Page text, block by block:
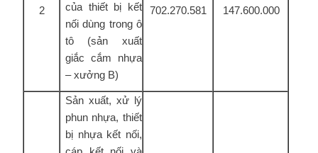
2
của thiết bị kết
nối dùng trong ô
tô (sản xuất
giắc cắm nhựa
– xưởng B)
702.270.581 147.600.000
Sản xuất, xử lý
phun nhựa, thiết
bị nhựa kết nối,